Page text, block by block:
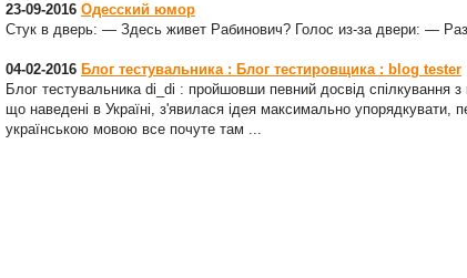
23-09-2016 Одесский юмор
Стук в дверь: — Здесь живет Рабинович? Голос из-за двери: —
04-02-2016 Блог тестувальника : Блог тестировщика : blog tester
Блог тестувальника di_di : пройшовши певний досвід спілкування з
що наведені в Україні, з'явилася ідея максимально упорядкувати,
українською мовою все почуте там ...